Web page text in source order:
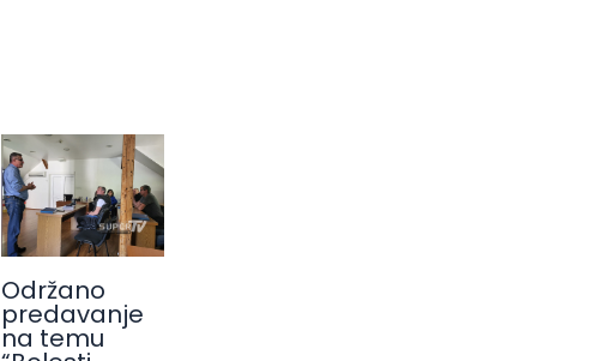
Održano
predavanje
na temu